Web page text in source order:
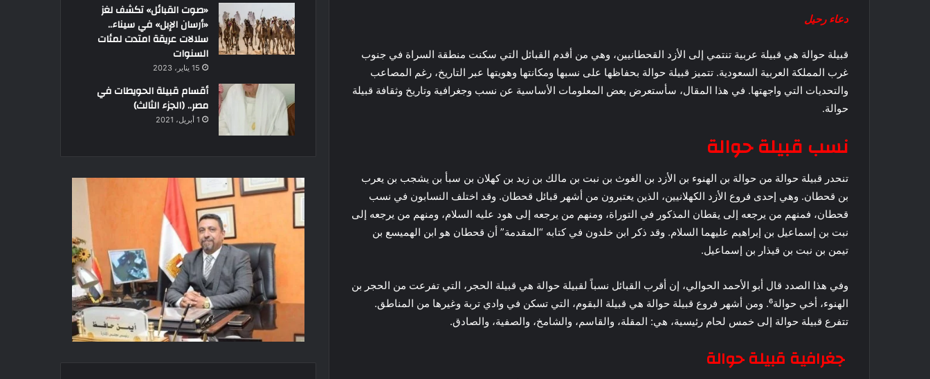
دعاء رحيل
قبيلة حوالة هي قبيلة عربية تنتمي إلى الأزد القحطانيين، وهي من أقدم القبائل التي سكنت منطقة السراة في جنوب
غرب المملكة العربية السعودية. تتميز قبيلة حوالة بحفاظها على نسبها ومكانتها وهويتها عبر التاريخ، رغم المصاعب
والتحديات التي واجهتها. في هذا المقال، سأستعرض بعض المعلومات الأساسية عن نسب وجغرافية وتاريخ وثقافة قبيلة
حوالة.
نسب قبيلة حوالة
تنحدر قبيلة حوالة من حوالة بن الهنوء بن الأزد بن الغوث بن نبت بن مالك بن زيد بن كهلان بن سبأ بن يشجب بن يعرب
بن قحطان. وهي إحدى فروع الأزد الكهلانيين، الذين يعتبرون من أشهر قبائل قحطان. وقد اختلف النسابون في نسب
قحطان، فمنهم من يرجعه إلى يقطان المذكور في التوراة، ومنهم من يرجعه إلى هود عليه السلام، ومنهم من يرجعه إلى
نبت بن إسماعيل بن إبراهيم عليهما السلام. وقد ذكر ابن خلدون في كتابه “المقدمة” أن قحطان هو ابن الهميسع بن
تيمن بن نبت بن قيذار بن إسماعيل.
وفي هذا الصدد قال أبو الأحمد الحوالي، إن أقرب القبائل نسباً لقبيلة حوالة هي قبيلة الحجر، التي تفرعت من الحجر بن
الهنوء، أخي حوالة⁶. ومن أشهر فروع قبيلة حوالة هي قبيلة البقوم، التي تسكن في وادي تربة وغيرها من المناطق.
تتفرع قبيلة حوالة إلى خمس لحام رئيسية، هي: المقلة، والقاسم، والشامخ، والصفية، والصادق.
جغرافية قبيلة حوالة
«صوت القبائل» تكشف لغز
«أرسان الإبل» في سيناء..
سلالات عريقة امتدت لمئات
السنوات
15 يناير، 2023
أقسام قبيلة الحويطات في
مصر.. (الجزء الثالث)
1 أبريل، 2021